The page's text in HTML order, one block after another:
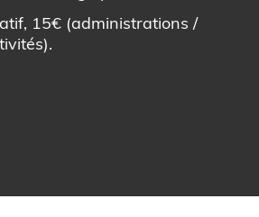
15€ (administrations /